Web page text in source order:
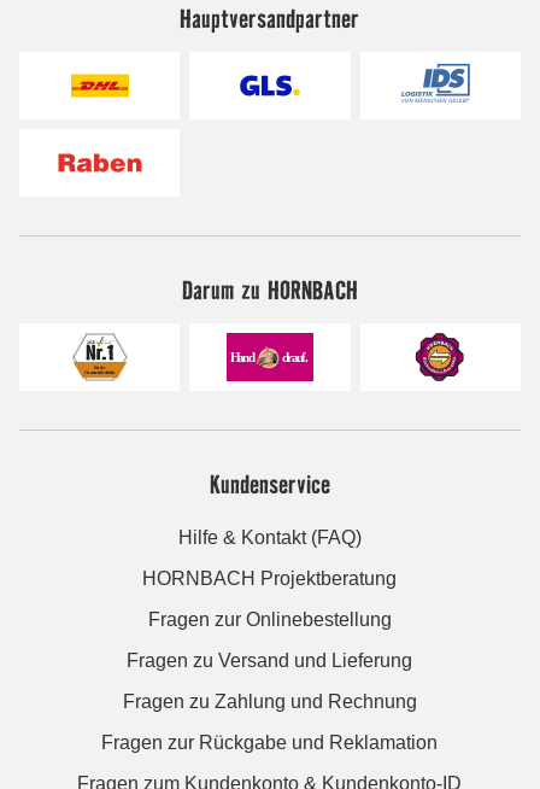
Hauptversandpartner
Darum zu HORNBACH
Kundenservice
Hilfe & Kontakt (FAQ)
HORNBACH Projektberatung
Fragen zur Onlinebestellung
Fragen zu Versand und Lieferung
Fragen zu Zahlung und Rechnung
Fragen zur Rückgabe und Reklamation
Fragen zum Kundenkonto & Kundenkonto-ID